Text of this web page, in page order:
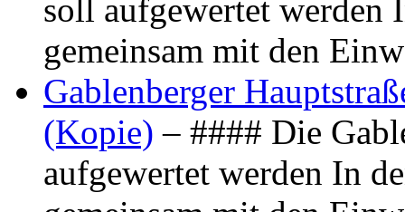
soll aufgewertet werden
gemeinsam mit den
Gablenberger
(Kopie) – #### Die
aufgewertet werden In